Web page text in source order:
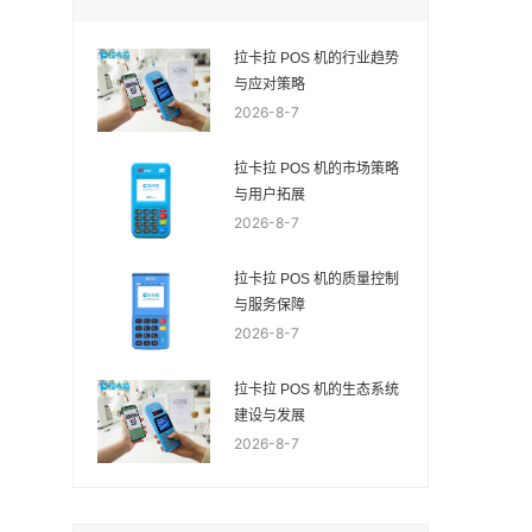
拉卡拉 POS 机的行业趋势
与应对策略
2026-8-7
拉卡拉 POS 机的市场策略
与用户拓展
2026-8-7
拉卡拉 POS 机的质量控制
与服务保障
2026-8-7
拉卡拉 POS 机的生态系统
建设与发展
2026-8-7